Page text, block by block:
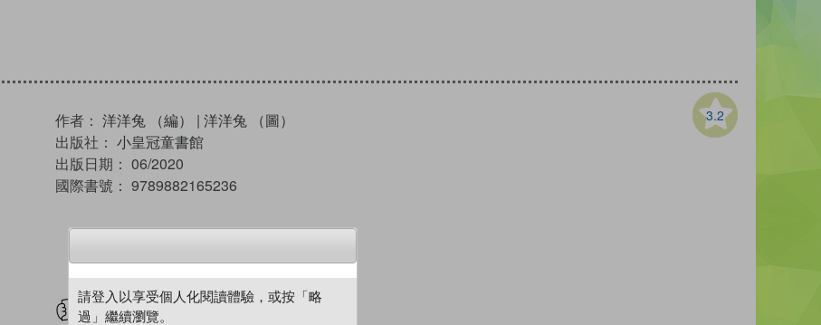
3.2
作者： 洋洋兔 （編） | 洋洋兔 （圖）
出版社： 小皇冠童書館
出版日期： 06/2020
國際書號： 9789882165236
試閲 加入閱讀紀錄
請登入以享受個人化閱讀體驗，或按「略
過」繼續瀏覽。